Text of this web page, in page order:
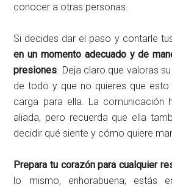
conocer a otras personas.
Si decides dar el paso y contarle
en un momento adecuado y de
presiones. Deja claro que valoras
de todo y que no quieres que esto
carga para ella. La comunicación
aliada, pero recuerda que ella
decidir qué siente y cómo quiere
Prepara tu corazón para cualquier
lo mismo, enhorabuena; estás